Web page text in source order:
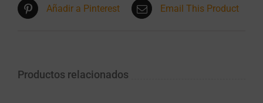
Añadir a Pinterest Email This Product
Productos relacionados